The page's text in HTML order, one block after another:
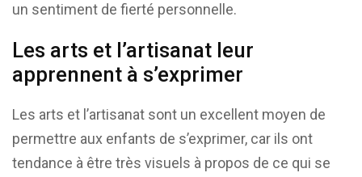
un sentiment de fierté personnelle.
Les arts et l’artisanat leur
apprennent à s’exprimer
Les arts et l’artisanat sont un excellent moyen de
permettre aux enfants de s’exprimer, car ils ont
tendance à être très visuels à propos de ce qui se